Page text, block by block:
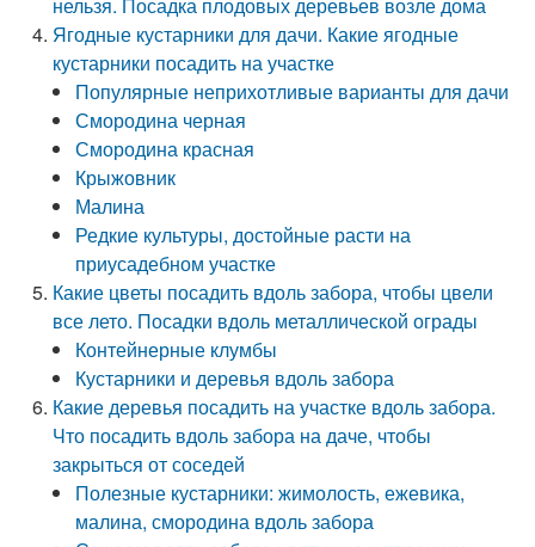
Ягодные кустарники для дачи. Какие ягодные
кустарники посадить на участке
Популярные неприхотливые варианты для дачи
Смородина черная
Смородина красная
Крыжовник
Малина
Редкие культуры, достойные расти на
приусадебном участке
Какие цветы посадить вдоль забора, чтобы цвели
все лето. Посадки вдоль металлической ограды
Контейнерные клумбы
Кустарники и деревья вдоль забора
Какие деревья посадить на участке вдоль забора.
Что посадить вдоль забора на даче, чтобы
закрыться от соседей
Полезные кустарники: жимолость, ежевика,
малина, смородина вдоль забора